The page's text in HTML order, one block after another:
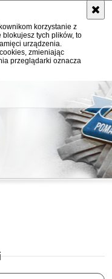
korzystanie z
tych plików, to
urządzenia.
zmieniając
przeglądarki oznacza